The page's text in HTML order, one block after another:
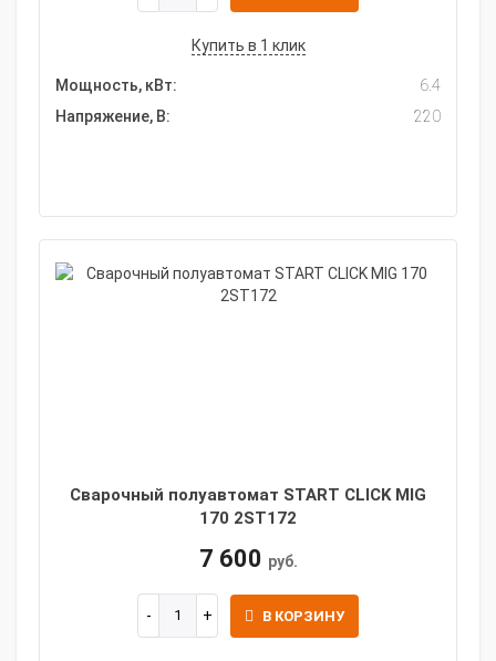
Купить в 1 клик
Мощность, кВт:
6.4
Напряжение, В:
220
Сварочный полуавтомат START CLICK MIG
170 2ST172
7 600 руб.
В КОРЗИНУ